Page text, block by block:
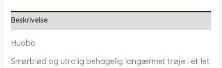
Beskrivelse
Huabo
Smørblød og utrolig behagelig langærmet trøje i et let